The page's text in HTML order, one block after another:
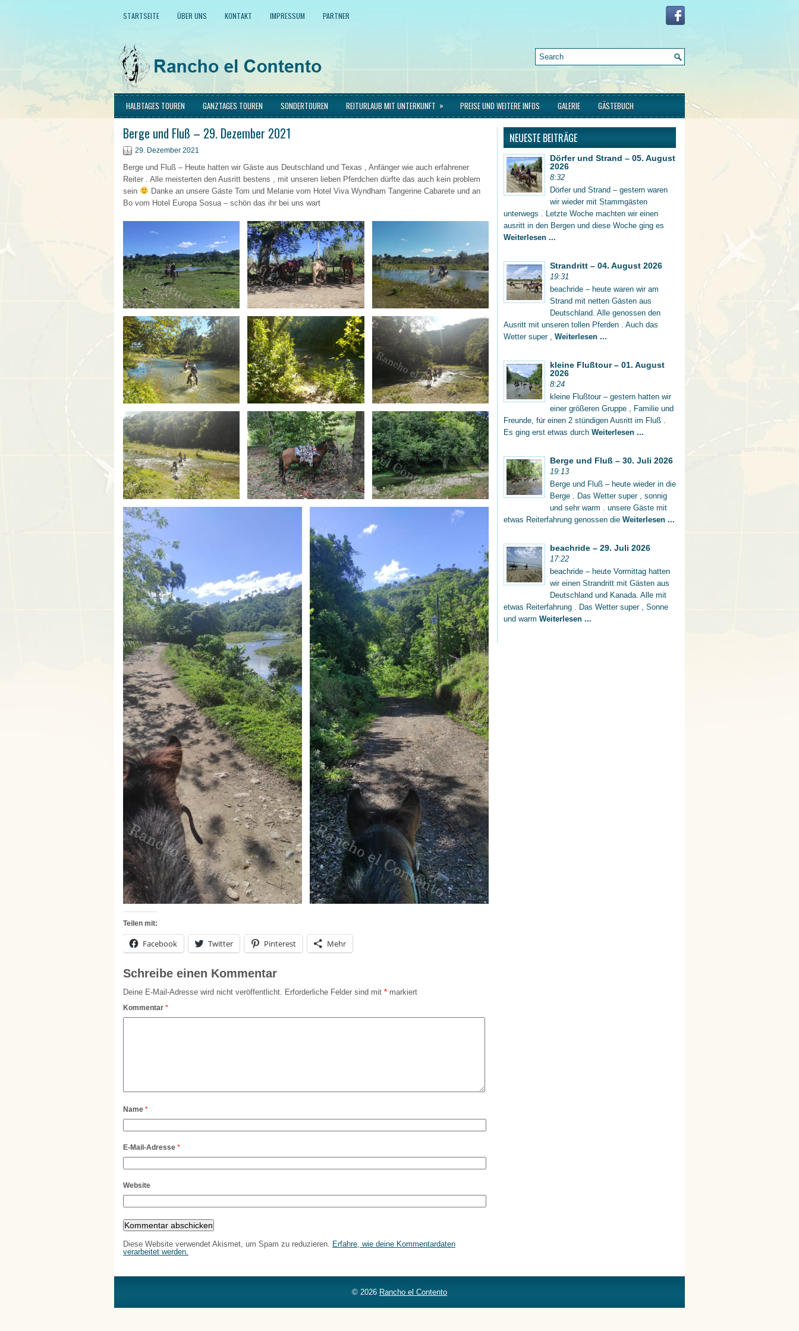
STARTSEITE ÜBER UNS KONTAKT IMPRESSUM PARTNER
HALBTAGES TOUREN GANZTAGES TOUREN SONDERTOUREN REITURLAUB MIT UNTERKUNFT » PREISE UND WEITERE INFOS GALERIE GÄSTEBUCH
Berge und Fluß – 29. Dezember 2021
29. Dezember 2021
Berge und Fluß – Heute hatten wir Gäste aus Deutschland und Texas , Anfänger wie auch erfahrener
Reiter . Alle meisterten den Ausritt bestens , mit unseren lieben Pferdchen dürfte das auch kein problem
sein
Danke an unsere Gäste Tom und Melanie vom Hotel Viva Wyndham Tangerine Cabarete und an
Bo vom Hotel Europa Sosua – schön das ihr bei uns wart
Teilen mit:
Facebook Twitter Pinterest Mehr
Schreibe einen Kommentar
Deine E-Mail-Adresse wird nicht veröffentlicht. Erforderliche Felder sind mit * markiert
Kommentar *
Name *
E-Mail-Adresse *
Website
Diese Website verwendet Akismet, um Spam zu reduzieren. Erfahre, wie deine Kommentardaten
verarbeitet werden.
NEUESTE BEITRÄGE
Dörfer und Strand – 05. August
2026
8:32
Dörfer und Strand – gestern waren
wir wieder mit Stammgästen
unterwegs . Letzte Woche machten wir einen
ausritt in den Bergen und diese Woche ging es
Weiterlesen ...
Strandritt – 04. August 2026
19:31
beachride – heute waren wir am
Strand mit netten Gästen aus
Deutschland. Alle genossen den
Ausritt mit unseren tollen Pferden . Auch das
Wetter super , Weiterlesen ...
kleine Flußtour – 01. August
2026
8:24
kleine Flußtour – gestern hatten wir
einer größeren Gruppe , Familie und
Freunde, für einen 2 stündigen Ausritt im Fluß .
Es ging erst etwas durch Weiterlesen ...
Berge und Fluß – 30. Juli 2026
19:13
Berge und Fluß – heute wieder in die
Berge . Das Wetter super , sonnig
und sehr warm . unsere Gäste mit
etwas Reiterfahrung genossen die Weiterlesen ...
beachride – 29. Juli 2026
17:22
beachride – heute Vormittag hatten
wir einen Strandritt mit Gästen aus
Deutschland und Kanada. Alle mit
etwas Reiterfahrung . Das Wetter super , Sonne
und warm Weiterlesen ...
© 2026 Rancho el Contento